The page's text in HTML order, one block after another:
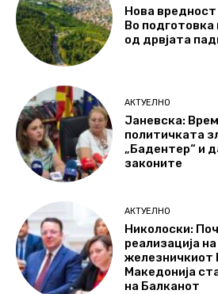
Нова вредност
Во
од дрвјата
АКТУЕЛНО
Јаневска:
политичката
„Бадентер“ и
законите
АКТУЕЛНО
Николоски:
реализација
железничкиот
Македонија
на Балканот